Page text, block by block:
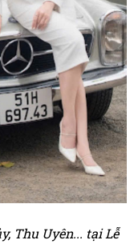
Thu Uyên... tại Lễ